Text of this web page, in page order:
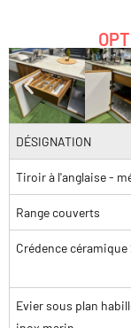
DÉSIGNATION
Tiroir à l'anglaise -
Range couverts
Crédence
Evier sous plan